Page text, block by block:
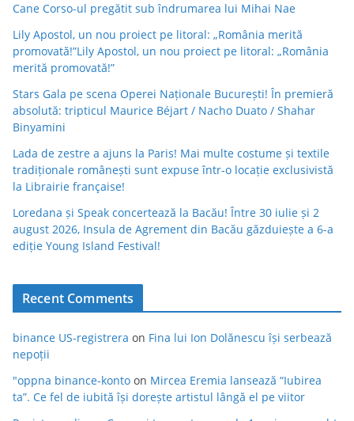
Cane Corso-ul pregătit sub îndrumarea lui Mihai Nae
Lily Apostol, un nou proiect pe litoral: „România merită
promovată!”Lily Apostol, un nou proiect pe litoral: „România
merită promovată!”
Stars Gala pe scena Operei Naționale București! În premieră
absolută: tripticul Maurice Béjart / Nacho Duato / Shahar
Binyamini
Lada de zestre a ajuns la Paris! Mai multe costume și textile
tradiționale românești sunt expuse într-o locație exclusivistă
la Librairie française!
Loredana și Speak concertează la Bacău! Între 30 iulie și 2
august 2026, Insula de Agrement din Bacău găzduiește a 6-a
ediție Young Island Festival!
Recent Comments
binance US-registrera on Fina lui Ion Dolănescu își serbează
nepoții
"oppna binance-konto on Mircea Eremia lansează “Iubirea
ta”. Ce fel de iubită își dorește artistul lângă el pe viitor